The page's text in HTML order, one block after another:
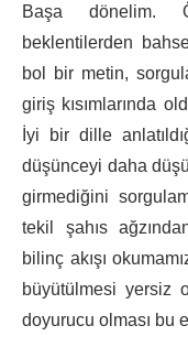
Başa dönelim.
beklentilerden
bol bir metin,
giriş kısımlarında
İyi bir dille
düşünceyi daha
girmediğini
tekil şahıs
bilinç akışı
büyütülmesi yersiz
doyurucu olması bu